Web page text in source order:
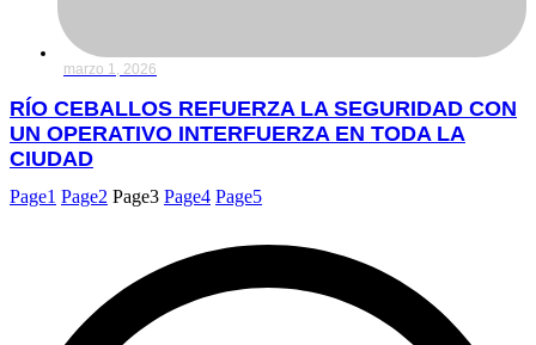
marzo 1, 2026
RÍO CEBALLOS REFUERZA LA SEGURIDAD CON
UN OPERATIVO INTERFUERZA EN TODA LA
CIUDAD
Page1 Page2 Page3 Page4 Page5